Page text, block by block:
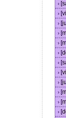
›
›
›
›
›
›
›
›
›
›
›
›